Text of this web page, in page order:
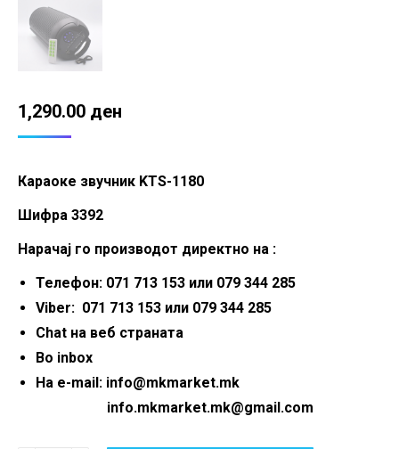
1,290.00 ден
Караоке звучник KTS-1180
Шифра 3392
Нарачај го производот директно на :
Телефон: 071 713 153 или 079 344 285
Viber: 071 713 153 или 079 344 285
Chat на веб страната
Во inbox
На e-mail: info@mkmarket.mk
info.mkmarket.mk@gmail.com